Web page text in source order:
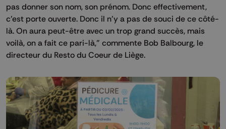
pas donner son nom, son prénom. Donc effectivement,
c'est porte ouverte. Donc il n'y a pas de souci de ce côté-
là. On aura peut-être avec un trop grand succès, mais
voilà, on a fait ce pari-là," commente Bob Balbourg, le
directeur du Resto du Coeur de Liège.